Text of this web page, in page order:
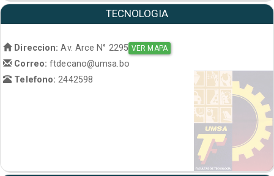
TECNOLOGIA
Direccion: Av. Arce N° 2295 VER MAPA
Correo:ftdecano@umsa.bo
Telefono: 2442598